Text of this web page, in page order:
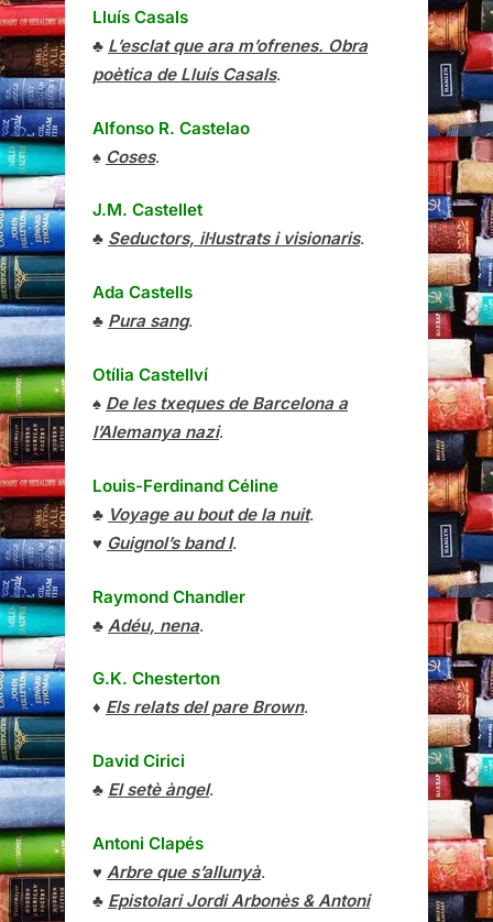
Lluís Casals
♣ L’esclat que ara m’ofrenes. Obra
poètica de Lluís Casals.
Alfonso R. Castelao
♠ Coses.
J.M. Castellet
♣ Seductors, il·lustrats i visionaris.
Ada Castells
♣ Pura sang.
Otília Castellví
♠ De les txeques de Barcelona a
l’Alemanya nazi.
Louis-Ferdinand Céline
♣ Voyage au bout de la nuit.
♥ Guignol’s band I.
Raymond Chandler
♣ Adéu, nena.
G.K. Chesterton
♦ Els relats del pare Brown.
David Cirici
♣ El setè àngel.
Antoni Clapés
♥ Arbre que s’allunyà.
♣ Epistolari Jordi Arbonès & Antoni